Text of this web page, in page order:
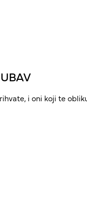
i oni koji te